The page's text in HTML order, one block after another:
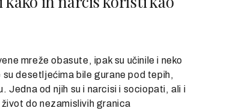
mreže obasute, ipak su učinile i neko
desetljećima bile gurane pod tepih,
Jedna od njih su i narcisi i sociopati, ali i
do nezamislivih granica